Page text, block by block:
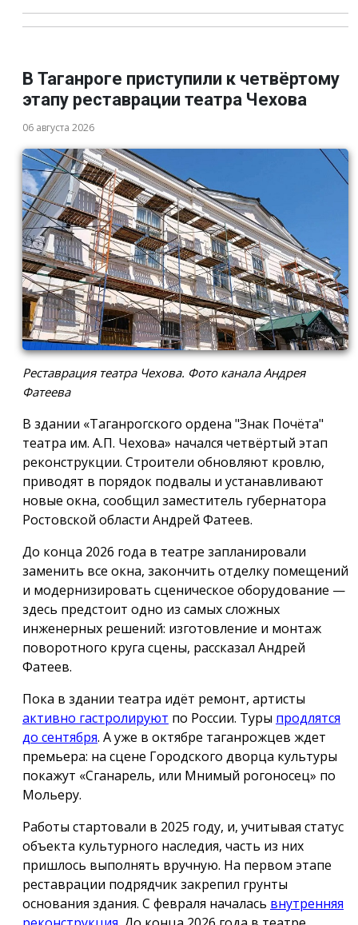
В Таганроге приступили к четвёртому
этапу реставрации театра Чехова
06 августа 2026
Реставрация театра Чехова. Фото канала Андрея
Фатеева
В здании «Таганрогского ордена "Знак Почёта"
театра им. А.П. Чехова» начался четвёртый этап
реконструкции. Строители обновляют кровлю,
приводят в порядок подвалы и устанавливают
новые окна, сообщил заместитель губернатора
Ростовской области Андрей Фатеев.
До конца 2026 года в театре запланировали
заменить все окна, закончить отделку помещений
и модернизировать сценическое оборудование —
здесь предстоит одно из самых сложных
инженерных решений: изготовление и монтаж
поворотного круга сцены, рассказал Андрей
Фатеев.
Пока в здании театра идёт ремонт, артисты
активно гастролируют по России. Туры продлятся
до сентября. А уже в октябре таганрожцев ждет
премьера: на сцене Городского дворца культуры
покажут «Сганарель, или Мнимый рогоносец» по
Мольеру.
Работы стартовали в 2025 году, и, учитывая статус
объекта культурного наследия, часть из них
пришлось выполнять вручную. На первом этапе
реставрации подрядчик закрепил грунты
основания здания. С февраля началась внутренняя